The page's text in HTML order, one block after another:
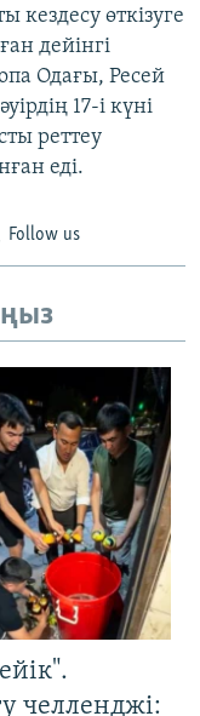
кездесу өткізуге
дейінгі
Одағы, Ресей
17-і күні
реттеу
еді.
Follow us
челленджі: